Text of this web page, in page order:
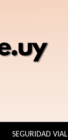
SEGURIDAD VIAL